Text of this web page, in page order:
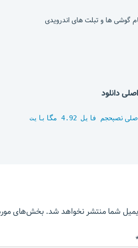
گوشی ها و تبلت های اندرویدی
دانلود
نصبحجم فایل 4.92 مگابایت
شما منتشر نخواهد شد.بخش‌های